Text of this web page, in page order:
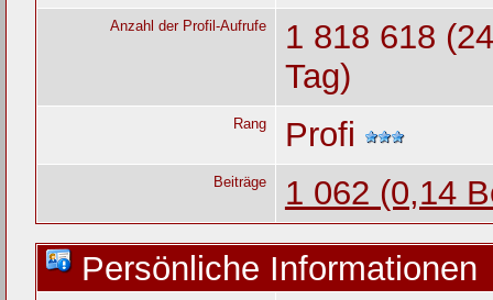
Anzahl der Profil-Aufrufe
1 818 618
Tag)
Rang Profi
Beiträge
1 062 (0,14
Persönliche Informationen